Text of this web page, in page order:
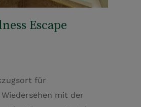
Escape
für
mit der